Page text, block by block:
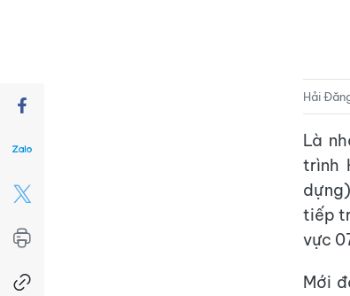
Hải
Là
trình
tiếp
vực
Mới